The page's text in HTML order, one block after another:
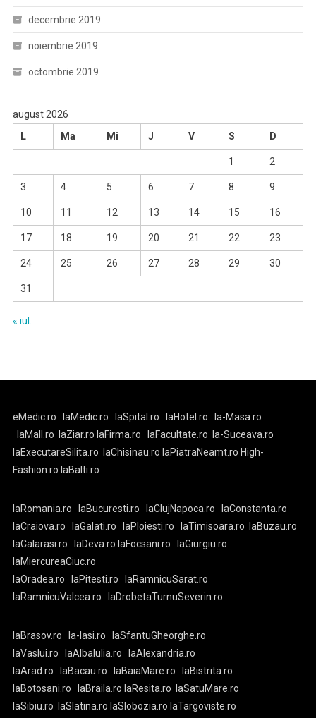
decembrie 2019
noiembrie 2019
octombrie 2019
august 2026
L
Ma Mi J V S D
1 2
3 4 5 6 7 8 9
10 11 12 13 14 15 16
17 18 19 20 21 22 23
24 25 26 27 28 29 30
31
« iul.
eMedic.ro laMedic.ro laSpital.ro laHotel.ro
la-Masa.ro
laMall.ro
laZiar.ro laFirma.ro laFacultate.ro
la-Suceava.ro
laExecutareSilita.ro
laChisinau.ro laPiatraNeamt.ro High-
Fashion.ro laBalti.ro
laRomania.ro laBucuresti.ro laClujNapoca.ro
laConstanta.ro
laCraiova.ro
laGalati.ro laPloiesti.ro laTimisoara.ro
laBuzau.ro
laCalarasi.ro
laDeva.ro laFocsani.ro
laGiurgiu.ro
laMiercureaCiuc.ro
laOradea.ro
laPitesti.ro
laRamnicuSarat.ro
laRamnicuValcea.ro
laDrobetaTurnuSeverin.ro
laBrasov.ro la-Iasi.ro
laSfantuGheorghe.ro
laVaslui.ro
laAlbaIulia.ro
laAlexandria.ro
laArad.ro
laBacau.ro laBaiaMare.ro
laBistrita.ro
laBotosani.ro
laBraila.ro laResita.ro
laSatuMare.ro
laSibiu.ro
laSlatina.ro laSlobozia.ro laTargoviste.ro